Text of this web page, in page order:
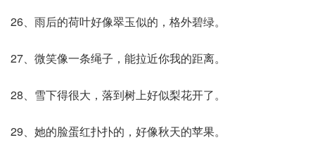
26、雨后的荷叶好像翠玉似的，格外碧绿。
27、微笑像一条绳子，能拉近你我的距离。
28、雪下得很大，落到树上好似梨花开了。
29、她的脸蛋红扑扑的，好像秋天的苹果。